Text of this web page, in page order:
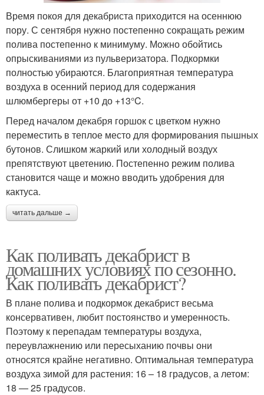
Время покоя для декабриста приходится на осеннюю
пору. С сентября нужно постепенно сокращать режим
полива постепенно к минимуму. Можно обойтись
опрыскиваниями из пульверизатора. Подкормки
полностью убираются. Благоприятная температура
воздуха в осенний период для содержания
шлюмбергеры от +10 до +13°C.
Перед началом декабря горшок с цветком нужно
переместить в теплое место для формирования пышных
бутонов. Слишком жаркий или холодный воздух
препятствуют цветению. Постепенно режим полива
становится чаще и можно вводить удобрения для
кактуса.
читать дальше →
Как поливать декабрист в
домашних условиях по сезонно.
Как поливать декабрист?
В плане полива и подкормок декабрист весьма
консервативен, любит постоянство и умеренность.
Поэтому к перепадам температуры воздуха,
переувлажнению или пересыханию почвы они
относятся крайне негативно. Оптимальная температура
воздуха зимой для растения: 16 – 18 градусов, а летом:
18 — 25 градусов.